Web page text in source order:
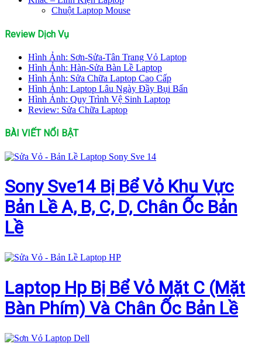
Chuột Laptop Mouse
Review Dịch Vụ
Hình Ảnh: Sơn-Sửa-Tân Trang Vỏ Laptop
Hình Ảnh: Hàn-Sửa Bàn Lề Laptop
Hình Ảnh: Sửa Chữa Laptop Cao Cấp
Hình Ảnh: Laptop Lâu Ngày Đầy Bụi Bẩn
Hình Ảnh: Quy Trình Vệ Sinh Laptop
Review: Sửa Chữa Laptop
BÀI VIẾT NỔI BẬT
Sony Sve14 Bị Bể Vỏ Khu Vực
Bản Lề A, B, C, D, Chân Ốc Bản
Lề
Laptop Hp Bị Bể Vỏ Mặt C (Mặt
Bàn Phím) Và Chân Ốc Bản Lề